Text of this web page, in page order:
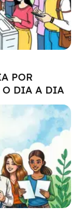
POR
O DIA A DIA